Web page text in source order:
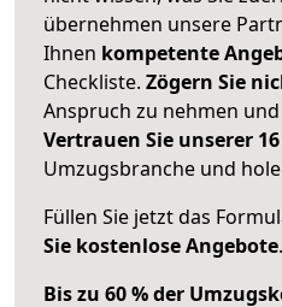
übernehmen unsere
Ihnen kompetente
Checkliste. Zögern Sie
Anspruch zu nehmen
Vertrauen Sie unserer
Umzugsbranche und
Füllen Sie jetzt das
Sie kostenlose Angebote.
Bis zu 60 % der